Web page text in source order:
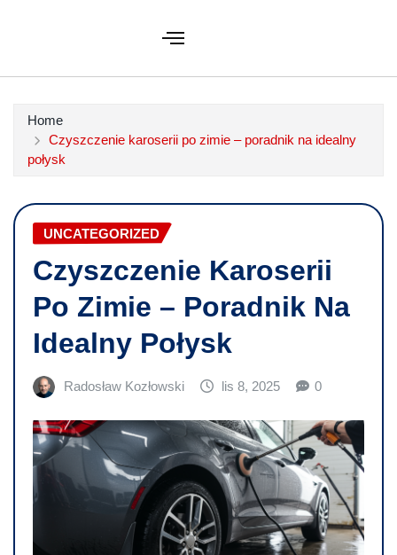
Home
Czyszczenie karoserii po zimie – poradnik na idealny
połysk
UNCATEGORIZED
Czyszczenie Karoserii
Po Zimie – Poradnik Na
Idealny Połysk
Radosław Kozłowski lis 8, 2025 0